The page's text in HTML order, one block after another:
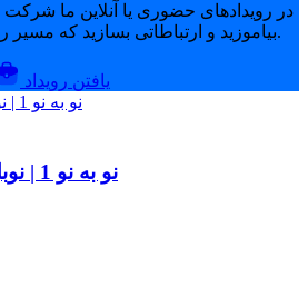
در رویدادهای حضوری یا آنلاین ما
بیاموزید و ارتباطاتی بسازید که مسیر رشد شما را متحول می‌کند.
یافتن رویداد
نو به نو 1 | نوبل فیزیک 2020 | آنلاین